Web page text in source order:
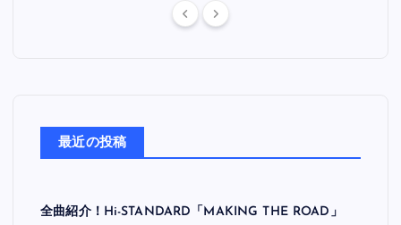
最近の投稿
全曲紹介！Hi-STANDARD「MAKING THE ROAD」